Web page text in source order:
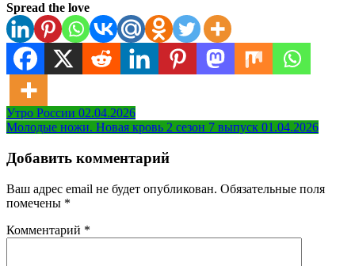
Spread the love
Навигация
по
записям
Утро России 02.04.2026
Молодые ножи. Новая кровь 2 сезон 7 выпуск 01.04.2026
Добавить комментарий
Ваш адрес email не будет опубликован. Обязательные поля
помечены *
Комментарий *